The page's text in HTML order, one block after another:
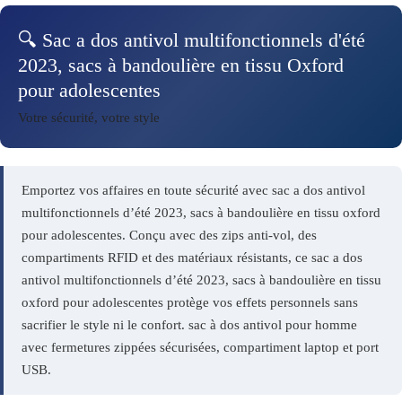
🔍 Sac a dos antivol multifonctionnels d'été
2023, sacs à bandoulière en tissu Oxford
pour adolescentes
Votre sécurité, votre style
Emportez vos affaires en toute sécurité avec sac a dos antivol
multifonctionnels d’été 2023, sacs à bandoulière en tissu oxford
pour adolescentes. Conçu avec des zips anti-vol, des
compartiments RFID et des matériaux résistants, ce sac a dos
antivol multifonctionnels d’été 2023, sacs à bandoulière en tissu
oxford pour adolescentes protège vos effets personnels sans
sacrifier le style ni le confort. sac à dos antivol pour homme
avec fermetures zippées sécurisées, compartiment laptop et port
USB.